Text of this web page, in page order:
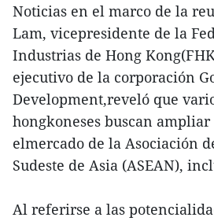
Noticias en el marco de la
Lam, vicepresidente de la
Industrias de Hong
ejecutivo de la corporación
Development,reveló que
hongkoneses buscan
elmercado de la Asociación
Sudeste de Asia (ASEAN),
Al referirse a las